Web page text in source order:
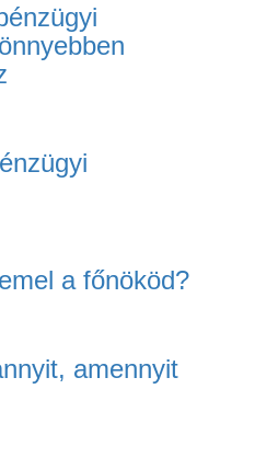
a főnököd?
amennyit